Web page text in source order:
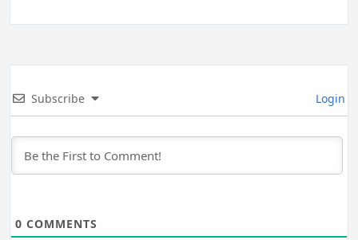
Subscribe Login
0 COMMENTS